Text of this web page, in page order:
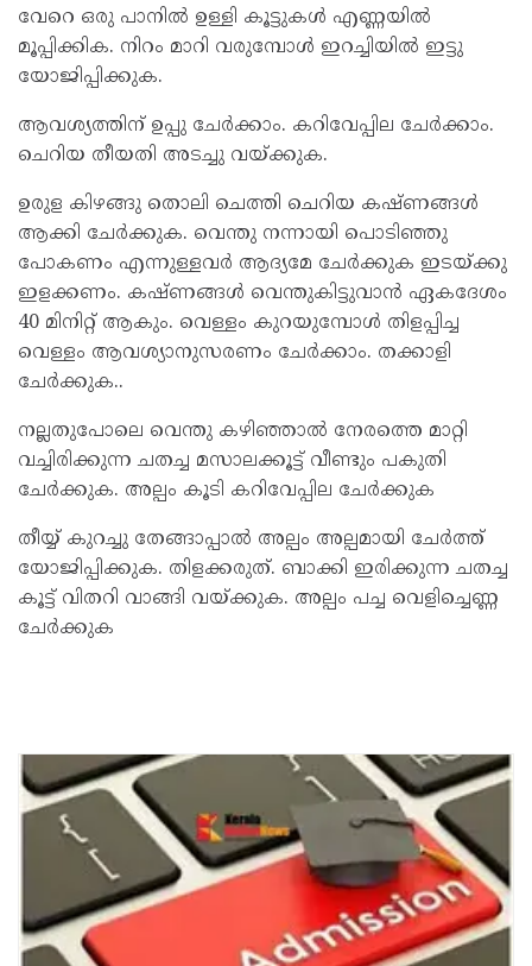
വേറെ ഒരു പാനിൽ ഉള്ളി കൂട്ടുകൾ എണ്ണയിൽ
മൂപ്പിക്കിക. നിറം മാറി വരുമ്പോൾ ഇറച്ചിയിൽ ഇട്ടു
യോജിപ്പിക്കുക.
ആവശ്യത്തിന് ഉപ്പു ചേർക്കാം. കറിവേപ്പില ചേർക്കാം.
ചെറിയ തീയതി അടച്ചു വയ്ക്കുക.
ഉരുള കിഴങ്ങു തൊലി ചെത്തി ചെറിയ കഷ്ണങ്ങൾ
ആക്കി ചേർക്കുക. വെന്തു നന്നായി പൊടിഞ്ഞു
പോകണം എന്നുള്ളവർ ആദ്യമേ ചേർക്കുക ഇടയ്ക്കു
ഇളക്കണം. കഷ്ണങ്ങൾ വെന്തുകിട്ടുവാൻ ഏകദേശം
40 മിനിറ്റ് ആകും. വെള്ളം കുറയുമ്പോൾ തിളപ്പിച്ച
വെള്ളം ആവശ്യാനുസരണം ചേർക്കാം. തക്കാളി
ചേർക്കുക..
നല്ലതുപോലെ വെന്തു കഴിഞ്ഞാൽ നേരത്തെ മാറ്റി
വച്ചിരിക്കുന്ന ചതച്ച മസാലക്കൂട്ട് വീണ്ടും പകുതി
ചേർക്കുക. അല്പം കൂടി കറിവേപ്പില ചേർക്കുക
തീയ്യ് കുറച്ചു തേങ്ങാപ്പാൽ അല്പം അല്പമായി ചേർത്ത്
യോജിപ്പിക്കുക. തിളക്കരുത്. ബാക്കി ഇരിക്കുന്ന ചതച്ച
കൂട്ട് വിതറി വാങ്ങി വയ്ക്കുക. അല്പം പച്ച വെളിച്ചെണ്ണ
ചേർക്കുക